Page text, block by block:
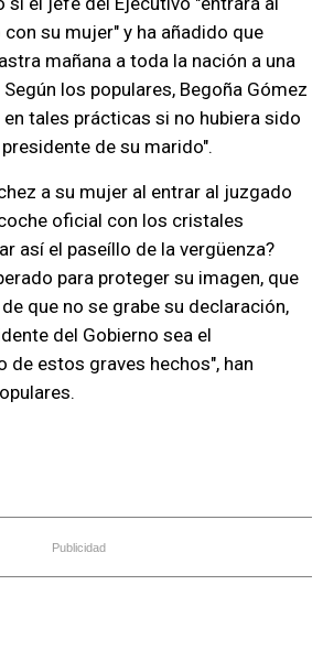
su mujer" y ha añadido que
mañana a toda la nación a una
los populares, Begoña Gómez
tales prácticas si no hubiera sido
de su marido".
a su mujer al entrar al juzgado
oficial con los cristales
así el paseíllo de la vergüenza?
para proteger su imagen, que
que no se grabe su declaración,
del Gobierno sea el
de estos graves hechos", han
Publicidad